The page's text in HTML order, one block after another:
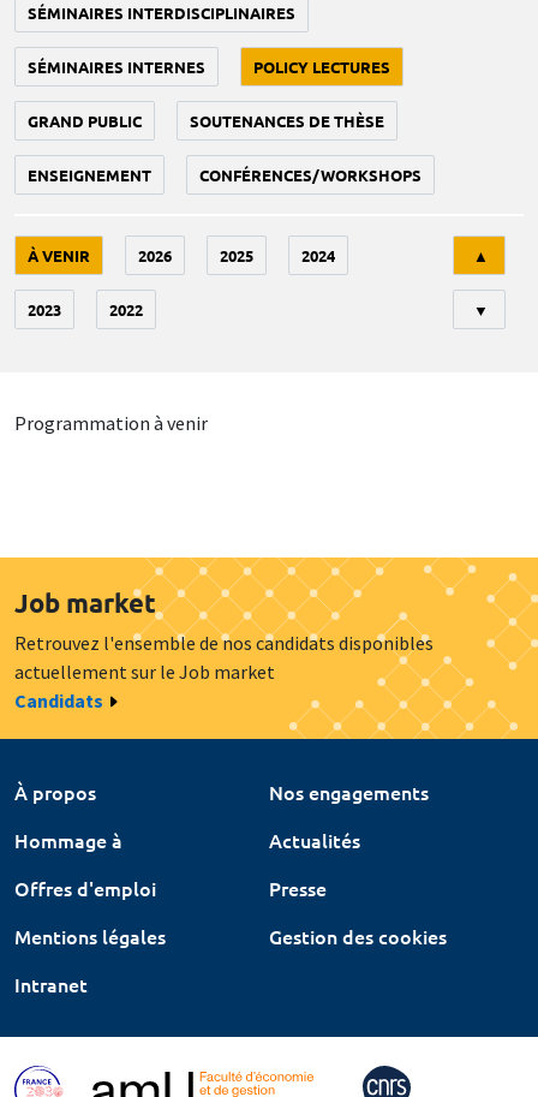
SÉMINAIRES INTERDISCIPLINAIRES
SÉMINAIRES INTERNES POLICY LECTURES
GRAND PUBLIC SOUTENANCES DE THÈSE
ENSEIGNEMENT CONFÉRENCES/WORKSHOPS
À VENIR 2026 2025 2024
2023 2022
▲
▼
Programmation à venir
Job market
Retrouvez l'ensemble de nos candidats disponibles
actuellement sur le Job market
Candidats
À propos
Nos engagements
Hommage à
Actualités
Offres d'emploi
Presse
Mentions légales
Gestion des cookies
Intranet